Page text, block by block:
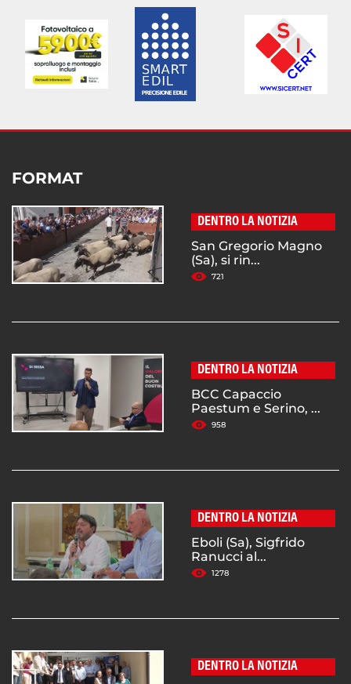
FORMAT
DENTRO LA NOTIZIA
San Gregorio Magno
(Sa), si rin...
721
DENTRO LA NOTIZIA
BCC Capaccio
Paestum e Serino, ...
958
DENTRO LA NOTIZIA
Eboli (Sa), Sigfrido
Ranucci al...
1278
DENTRO LA NOTIZIA